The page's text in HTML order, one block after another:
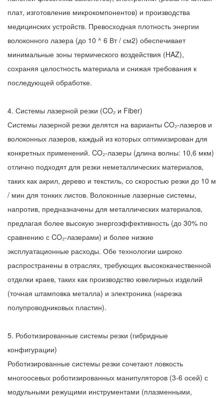
плат, изготовление микрокомпонентов) и производства
медицинских устройств. Превосходная плотность энергии
волоконного лазера (до 10 ^ 6 Вт / см2) обеспечивает
минимальные зоны термического воздействия (HAZ),
сохраняя целостность материала и снижая требования к
последующей обработке.
4. Системы лазерной резки (CO₂ и Fiber)
Системы лазерной резки делятся на варианты CO₂-лазеров и
волоконных лазеров, каждый из которых оптимизирован для
конкретных применений. CO₂-лазеры (длина волны: 10,6 мкм)
отлично подходят для резки неметаллических материалов,
таких как акрил, дерево и текстиль, со скоростью резки до 10 м
/ мин для тонких листов. Волоконные лазерные системы,
напротив, предназначены для металлических материалов,
предлагая более высокую энергоэффективность (до 30% по
сравнению с CO₂-лазерами) и более низкие
эксплуатационные расходы. Обе технологии широко
распространены в отраслях, требующих высококачественной
отделки краев, таких как производство ювелирных изделий
(точная штамповка металла) и электроника (нарезка
полупроводниковых пластин).
5. Роботизированные системы резки (гибридные
конфигурации)
Роботизированные системы резки сочетают ловкость
многоосевых роботизированных манипуляторов (3-6 осей) с
модульными режущими инструментами (плазменными,